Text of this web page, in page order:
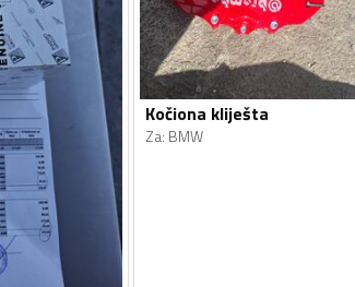
Kočiona kliješta
Za: BMW